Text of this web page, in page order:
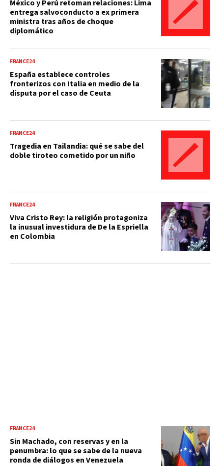
México y Perú retoman relaciones: Lima
entrega salvoconducto a ex primera
ministra tras años de choque
diplomático
FRANCE24
España establece controles
fronterizos con Italia en medio de la
disputa por el caso de Ceuta
FRANCE24
Tragedia en Tailandia: qué se sabe del
doble tiroteo cometido por un niño
FRANCE24
Viva Cristo Rey: la religión protagoniza
la inusual investidura de De la Espriella
en Colombia
FRANCE24
Sin Machado, con reservas y en la
penumbra: lo que se sabe de la nueva
ronda de diálogos en Venezuela